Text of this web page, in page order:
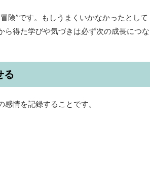
険”です。もしうまくいかなかったとして
ら得た学びや気づきは必ず次の成長につな
る
情を記録することです。